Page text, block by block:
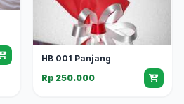
HB 001 Panjang
Rp 250.000